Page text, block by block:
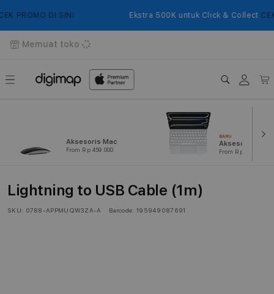
ke
PROMO DI SINI Ekstra 500K untuk Click & CollectCEK
Memuat toko
Login
Aksesoris Mac
From Rp 459.000
BARU
Aksesoris iPad
From Rp 239.000
Lightning to USB Cable (1m)
SKU: 0788-APPMUQW3ZA-A Barcode: 195949087691